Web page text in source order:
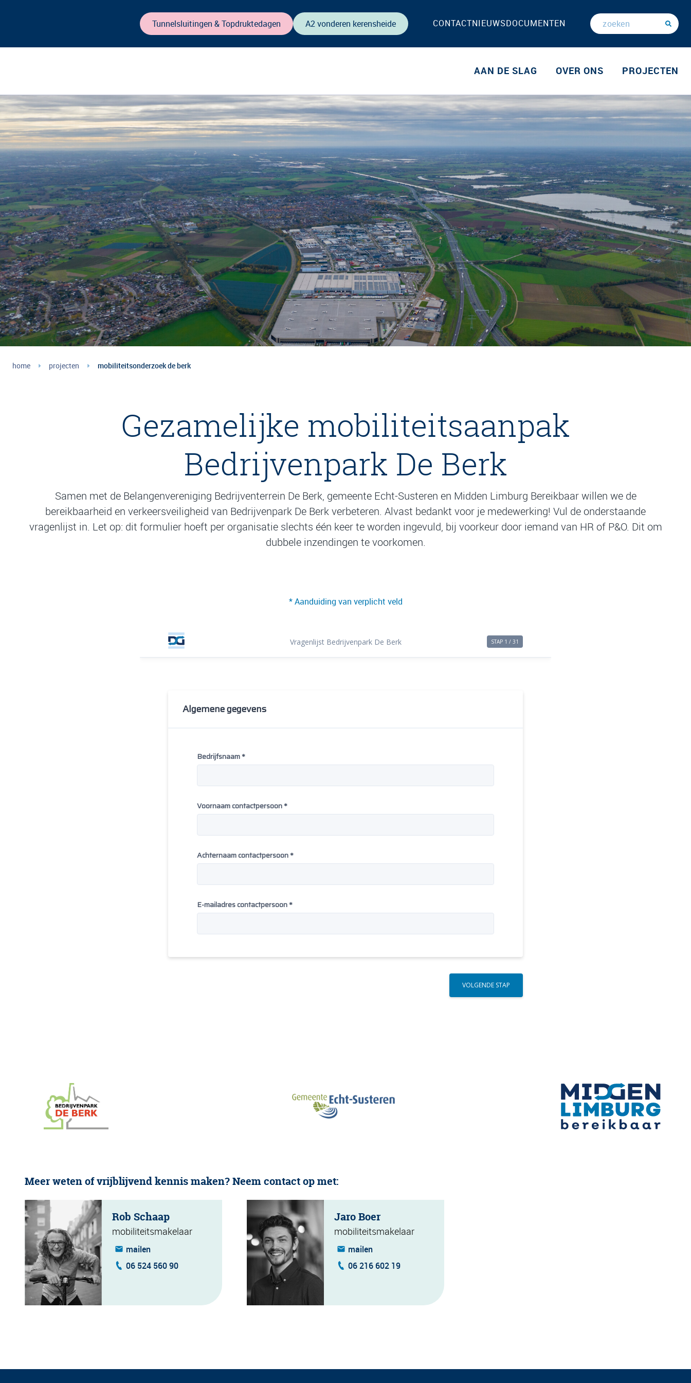
Tunnelsluitingen & Topdruktedagen A2 vonderen kerensheide CONTACTNIEUWSDOCUMENTEN
AAN DE SLAG OVER ONS PROJECTEN
home projecten mobiliteitsonderzoek de berk
Gezamelijke mobiliteitsaanpak
Bedrijvenpark De Berk
Samen met de Belangenvereniging Bedrijventerrein De Berk, gemeente Echt-Susteren en Midden Limburg Bereikbaar willen we de
bereikbaarheid en verkeersveiligheid van Bedrijvenpark De Berk verbeteren. Alvast bedankt voor je medewerking! Vul de onderstaande
vragenlijst in. Let op: dit formulier hoeft per organisatie slechts één keer te worden ingevuld, bij voorkeur door iemand van HR of P&O. Dit om
dubbele inzendingen te voorkomen.
* Aanduiding van verplicht veld
Meer weten of vrijblijvend kennis maken? Neem contact op met:
Rob Schaap
mobiliteitsmakelaar
mailen
06 524 560 90
Jaro Boer
mobiliteitsmakelaar
mailen
06 216 602 19